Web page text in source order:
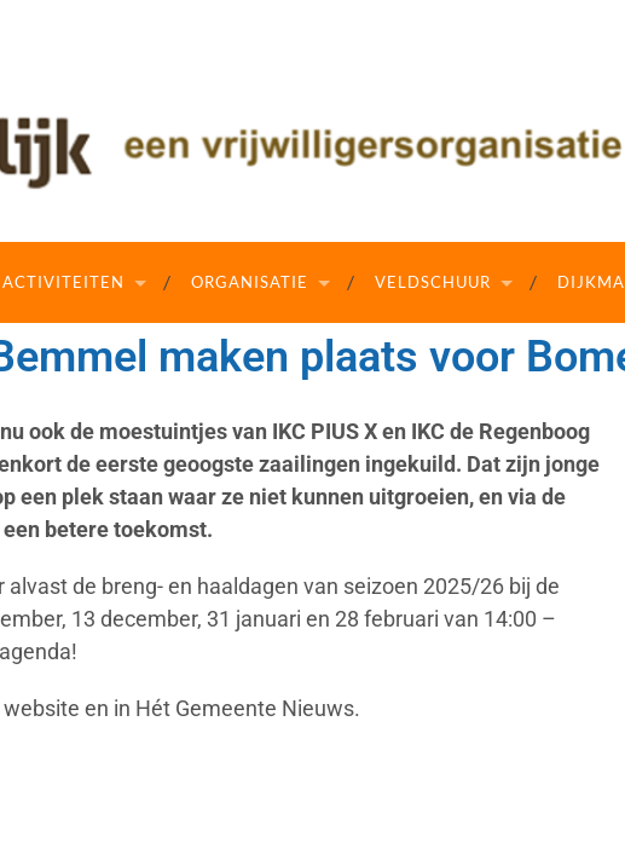
ACTIVITEITEN ORGANISATIE VELDSCHUUR
maken plaats voor
ook de moestuintjes van IKC PIUS X en IKC de Regenboog
de eerste geoogste zaailingen ingekuild. Dat zijn jonge
een plek staan waar ze niet kunnen uitgroeien, en via de
betere toekomst.
de breng- en haaldagen van seizoen 2025/26 bij de
13 december, 31 januari en 28 februari van 14:00 –
en in Hét Gemeente Nieuws.